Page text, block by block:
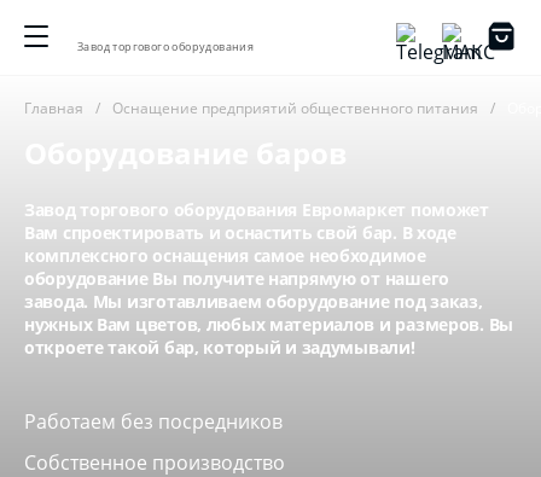
Завод торгового оборудования
Главная Оснащение предприятий общественного питания
Завод торгового оборудования Евромаркет поможет
Вам спроектировать и оснастить свой бар. В ходе
комплексного оснащения самое необходимое
оборудование Вы получите напрямую от нашего
завода. Мы изготавливаем оборудование под заказ,
нужных Вам цветов, любых материалов и размеров. Вы
откроете такой бар, который и задумывали!
Работаем без посредников
Собственное производство